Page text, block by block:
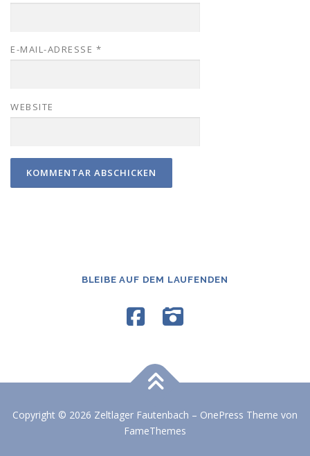
E-MAIL-ADRESSE *
WEBSITE
BLEIBE AUF DEM LAUFENDEN
Copyright © 2026 Zeltlager Fautenbach – OnePress Theme von
FameThemes